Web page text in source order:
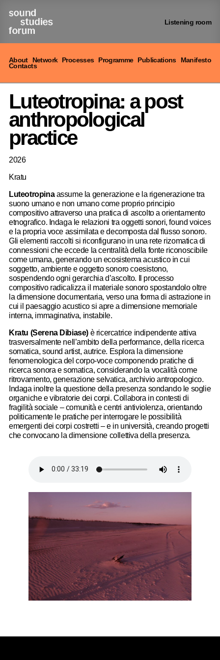
contenuto
Listening room
About Network Processes Programme Publications Manifesto
Contacts
Luteotropina: a post
anthropological
practice
2026
Kratu
Luteotropinaassume la generazione e la rigenerazione tra
suono umano e non umano come proprio principio
compositivo attraverso una pratica di ascolto a orientamento
etnografico. Indaga le relazioni tra oggetti sonori, found voices
e la propria voce assimilata e decomposta dal flusso sonoro.
Gli elementi raccolti si riconfigurano in una rete rizomatica di
connessioni che eccede la centralità della fonte riconoscibile
come umana, generando un ecosistema acustico in cui
soggetto, ambiente e oggetto sonoro coesistono,
sospendendo ogni gerarchia d’ascolto. Il processo
compositivo radicalizza il materiale sonoro spostandolo oltre
la dimensione documentaria, verso una forma di astrazione in
cui il paesaggio acustico si apre a dimensione memoriale
interna, immaginativa, instabile.
Kratu (Serena Dibiase) è ricercatrice indipendente attiva
trasversalmente nell’ambito della performance, della ricerca
somatica, sound artist, autrice. Esplora la dimensione
fenomenologica del corpo-voce componendo pratiche di
ricerca sonora e somatica, considerando la vocalità come
ritrovamento, generazione selvatica, archivio antropologico.
Indaga inoltre la questione della presenza sondando le soglie
organiche e vibratorie dei corpi. Collabora in contesti di
fragilità sociale – comunità e centri antiviolenza, orientando
politicamente le pratiche per interrogare le possibilità
emergenti dei corpi costretti – e in università, creando progetti
che convocano la dimensione collettiva della presenza.